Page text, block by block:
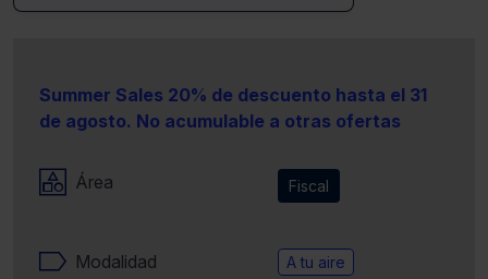
Summer Sales 20% de descuento hasta el 31
de agosto. No acumulable a otras ofertas
Área Fiscal
Modalidad A tu aire